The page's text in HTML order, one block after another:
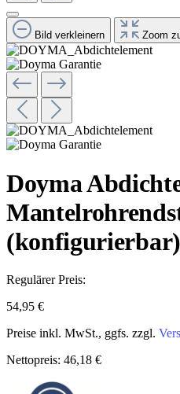
Bild verkleinern Zoom
Doyma
(konfigurierbar)
Regulärer Preis:
54,95 €
Preise inkl. MwSt., ggfs. zzgl.
Nettopreis: 46,18 €